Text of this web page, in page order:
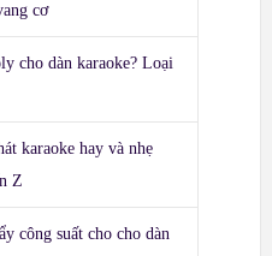
cơ
cho dàn karaoke? Loại
karaoke hay và nhẹ
Z
công suất cho cho dàn